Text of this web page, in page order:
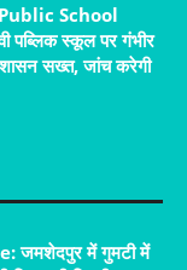
School
स्कूल पर गंभीर
सख्त, जांच करेगी
जमशेदपुर में गुमटी में